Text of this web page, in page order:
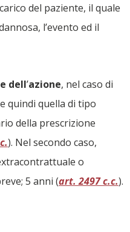
del paziente, il quale
l’evento ed il
dell’azione, nel caso di
quindi quella di tipo
della prescrizione
.). Nel secondo caso,
o
5 anni (art. 2497 c.c.).